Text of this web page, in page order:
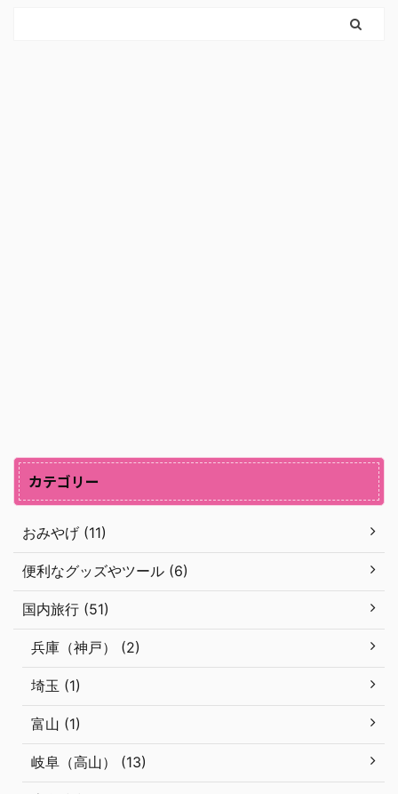
カテゴリー
おみやげ (11)
便利なグッズやツール (6)
国内旅行 (51)
兵庫（神戸） (2)
埼玉 (1)
富山 (1)
岐阜（高山） (13)